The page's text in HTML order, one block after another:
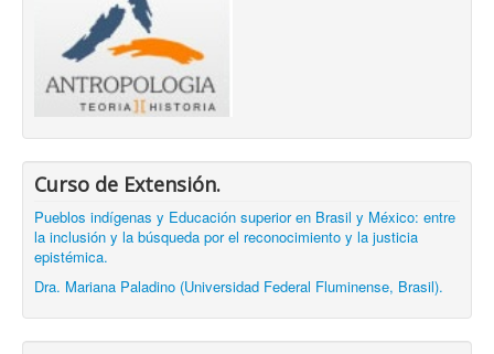
Curso de Extensión.
Pueblos indígenas y Educación superior en Brasil y México: entre
la inclusión y la búsqueda por el reconocimiento y la justicia
epistémica.
Dra. Mariana Paladino (Universidad Federal Fluminense, Brasil).